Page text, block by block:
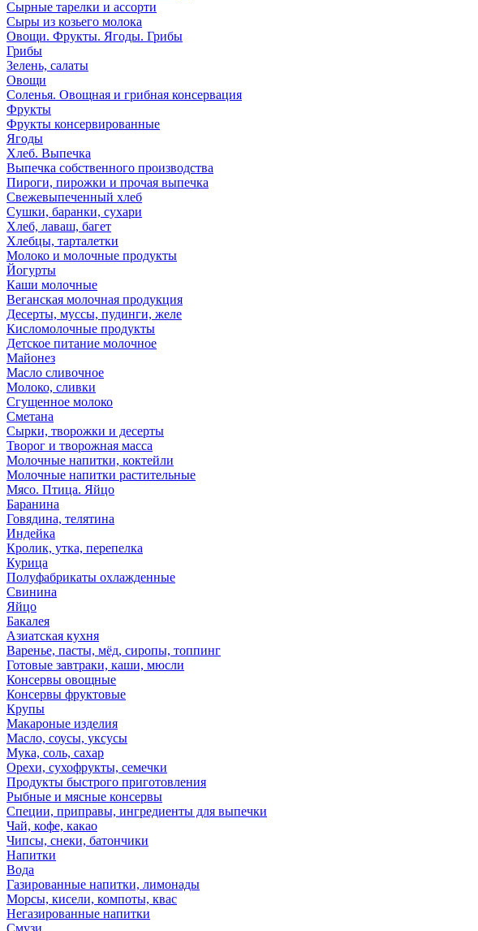
Сырные тарелки и ассорти
Сыры из козьего молока
Овощи. Фрукты. Ягоды. Грибы
Грибы
Зелень, салаты
Овощи
Соленья. Овощная и грибная консервация
Фрукты
Фрукты консервированные
Ягоды
Хлеб. Выпечка
Выпечка собственного производства
Пироги, пирожки и прочая выпечка
Свежевыпеченный хлеб
Сушки, баранки, сухари
Хлеб, лаваш, багет
Хлебцы, тарталетки
Молоко и молочные продукты
Йогурты
Каши молочные
Веганская молочная продукция
Десерты, муссы, пудинги, желе
Кисломолочные продукты
Детское питание молочное
Майонез
Масло сливочное
Молоко, сливки
Сгущенное молоко
Сметана
Сырки, творожки и десерты
Творог и творожная масса
Молочные напитки, коктейли
Молочные напитки растительные
Мясо. Птица. Яйцо
Баранина
Говядина, телятина
Индейка
Кролик, утка, перепелка
Курица
Полуфабрикаты охлажденные
Свинина
Яйцо
Бакалея
Азиатская кухня
Варенье, пасты, мёд, сиропы, топпинг
Готовые завтраки, каши, мюсли
Консервы овощные
Консервы фруктовые
Крупы
Макароные изделия
Масло, соусы, уксусы
Мука, соль, сахар
Орехи, сухофрукты, семечки
Продукты быстрого приготовления
Рыбные и мясные консервы
Специи, приправы, ингредиенты для выпечки
Чай, кофе, какао
Чипсы, снеки, батончики
Напитки
Вода
Газированные напитки, лимонады
Морсы, кисели, компоты, квас
Негазированные напитки
Смузи